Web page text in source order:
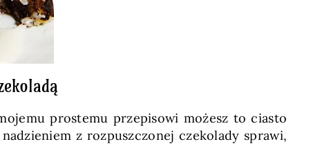
prostemu przepisowi możesz to ciasto
z rozpuszczonej czekolady sprawi,